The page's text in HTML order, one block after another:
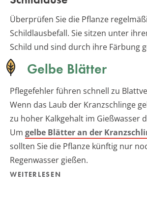
Überprüfen Sie die Pflanze
Schildlausbefall. Sie sitzen unter
Schild und sind durch ihre Färbung
Gelbe Blätter
Pflegefehler führen schnell zu
Wenn das Laub der Kranzschlinge
zu hoher Kalkgehalt im Gießwasser
Um gelbe Blätter an der
sollten Sie die Pflanze künftig nur
Regenwasser gießen.
WEITERLESEN